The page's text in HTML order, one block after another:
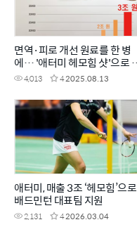
면역·피로 개선 원료를 한 병
에… '애터미 헤모힘 샷'으로
력 UP!
4,013 42025.08.13
애터미, 매출 3조 ‘헤모힘’으로
배드민턴 대표팀 지원
2,131 42026.03.04